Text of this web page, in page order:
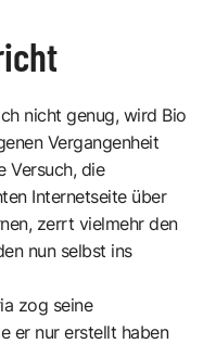
nicht genug, wird Bio
Vergangenheit
Versuch, die
Internetseite über
zerrt vielmehr den
nun selbst ins
zog seine
er nur erstellt haben